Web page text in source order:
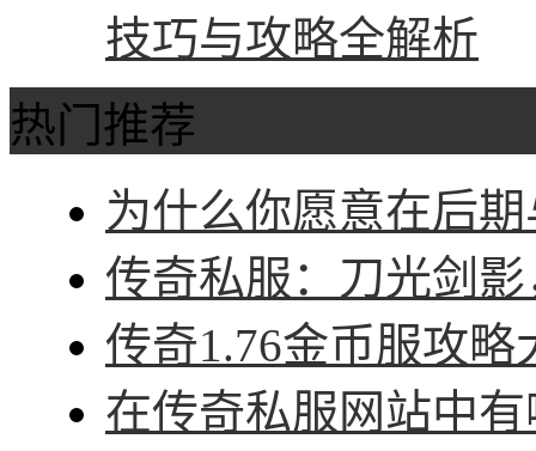
技巧与攻略全解析
热门推荐
为什么你愿意在后
传奇私服：刀光剑
传奇1.76金币服攻
在传奇私服网站中